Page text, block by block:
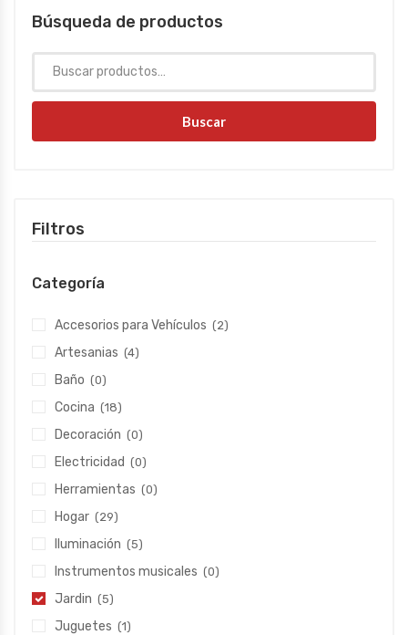
Búsqueda de productos
Buscar
Filtros
Categoría
Accesorios para Vehículos (2)
Artesanias (4)
Baño (0)
Cocina (18)
Decoración (0)
Electricidad (0)
Herramientas (0)
Hogar (29)
Iluminación (5)
Instrumentos musicales (0)
Jardin (5)
Juguetes (1)